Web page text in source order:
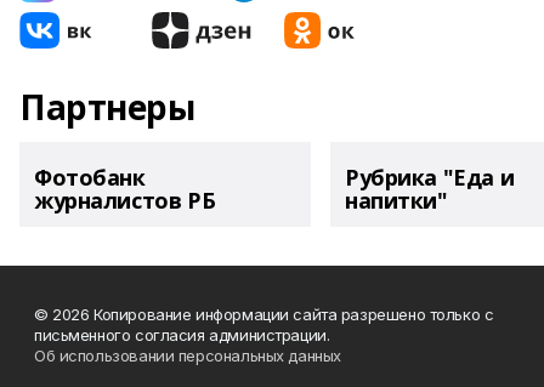
Партнеры
Фотобанк
журналистов РБ
Рубрика "Еда и
напитки"
© 2026 Копирование информации сайта разрешено только с
письменного согласия администрации.
Об использовании персональных данных